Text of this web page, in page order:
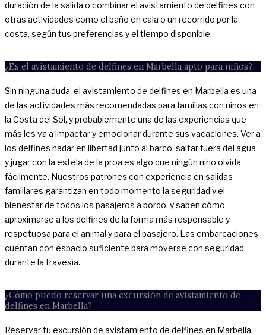
duración de la salida o combinar el avistamiento de delfines con
otras actividades como el baño en cala o un recorrido por la
costa, según tus preferencias y el tiempo disponible.
¿Es el avistamiento de delfines en Marbella apto para niños?
Sin ninguna duda, el avistamiento de delfines en Marbella es una
de las actividades más recomendadas para familias con niños en
la Costa del Sol, y probablemente una de las experiencias que
más les va a impactar y emocionar durante sus vacaciones. Ver a
los delfines nadar en libertad junto al barco, saltar fuera del agua
y jugar con la estela de la proa es algo que ningún niño olvida
fácilmente. Nuestros patrones con experiencia en salidas
familiares garantizan en todo momento la seguridad y el
bienestar de todos los pasajeros a bordo, y saben cómo
aproximarse a los delfines de la forma más responsable y
respetuosa para el animal y para el pasajero. Las embarcaciones
cuentan con espacio suficiente para moverse con seguridad
durante la travesía.
¿Cómo puedo reservar una excursión de avistamiento de
delfines en Marbella?
Reservar tu excursión de avistamiento de delfines en Marbella